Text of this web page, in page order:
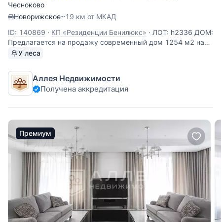
Чесноково
Новорижское~19 км от МКАД
ID: 140869 · КП «Резиденции Бенилюкс» · ЛОТ: h2336 ДОМ:
Предлагается на продажу современный дом 1254 м2 на
лесном участке 1,98 Га. Дом расположен на опушке в
обрамлении леса. Частная лесная территория граничит с
прогулочной
У леса
Аллея Недвижимости
Получена аккредитация
Премиум